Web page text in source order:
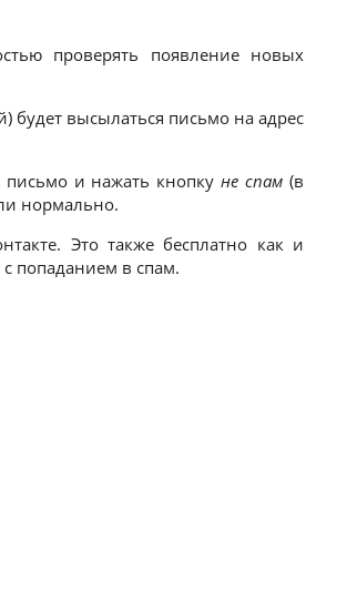
проверять появление новых
высылаться письмо на адрес
письмо и нажать кнопкуне спам (в
нормально.
Это также бесплатно как и
попаданием в спам.